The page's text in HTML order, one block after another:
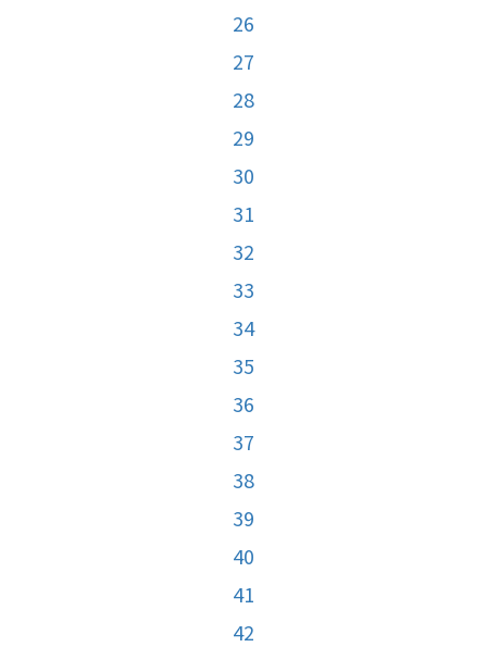
26
27
28
29
30
31
32
33
34
35
36
37
38
39
40
41
42